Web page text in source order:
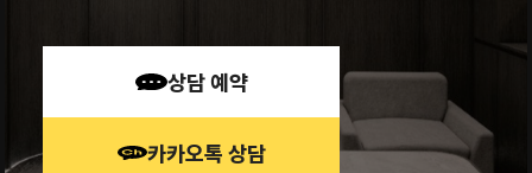
상담 예약
카카오톡 상담